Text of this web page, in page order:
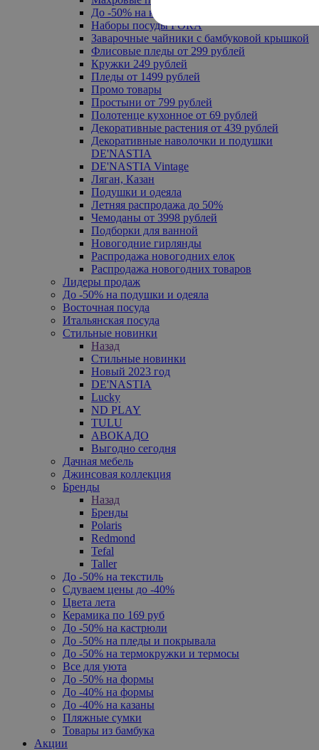
До -50% на ковры
Наборы посуды FORA
Заварочные чайники с бамбуковой крышкой
Флисовые пледы от 299 рублей
Кружки 249 рублей
Пледы от 1499 рублей
Промо товары
Простыни от 799 рублей
Полотенце кухонное от 69 рублей
Декоративные растения от 439 рублей
Декоративные наволочки и подушки
DE'NASTIA
DE'NASTIA Vintage
Ляган, Казан
Подушки и одеяла
Летняя распродажа до 50%
Чемоданы от 3998 рублей
Подборки для ванной
Новогодние гирлянды
Распродажа новогодних елок
Распродажа новогодних товаров
Лидеры продаж
До -50% на подушки и одеяла
Восточная посуда
Итальянская посуда
Стильные новинки
Назад
Стильные новинки
Новый 2023 год
DE'NASTIA
Lucky
ND PLAY
TULU
АВОКАДО
Выгодно сегодня
Дачная мебель
Джинсовая коллекция
Бренды
Назад
Бренды
Polaris
Redmond
Tefal
Taller
До -50% на текстиль
Сдуваем цены до -40%
Цвета лета
Керамика по 169 руб
До -50% на кастрюли
До -50% на пледы и покрывала
До -50% на термокружки и термосы
Все для уюта
До -50% на формы
До -40% на формы
До -40% на казаны
Пляжные сумки
Товары из бамбука
Акции